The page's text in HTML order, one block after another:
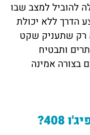
להוביל למצב שבו
הדרך ללא יכולת
רק שתעניק שקט
ותבטיח
אמינה